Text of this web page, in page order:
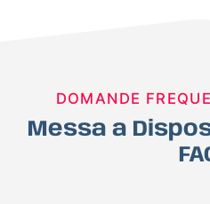
DOMANDE
Messa a